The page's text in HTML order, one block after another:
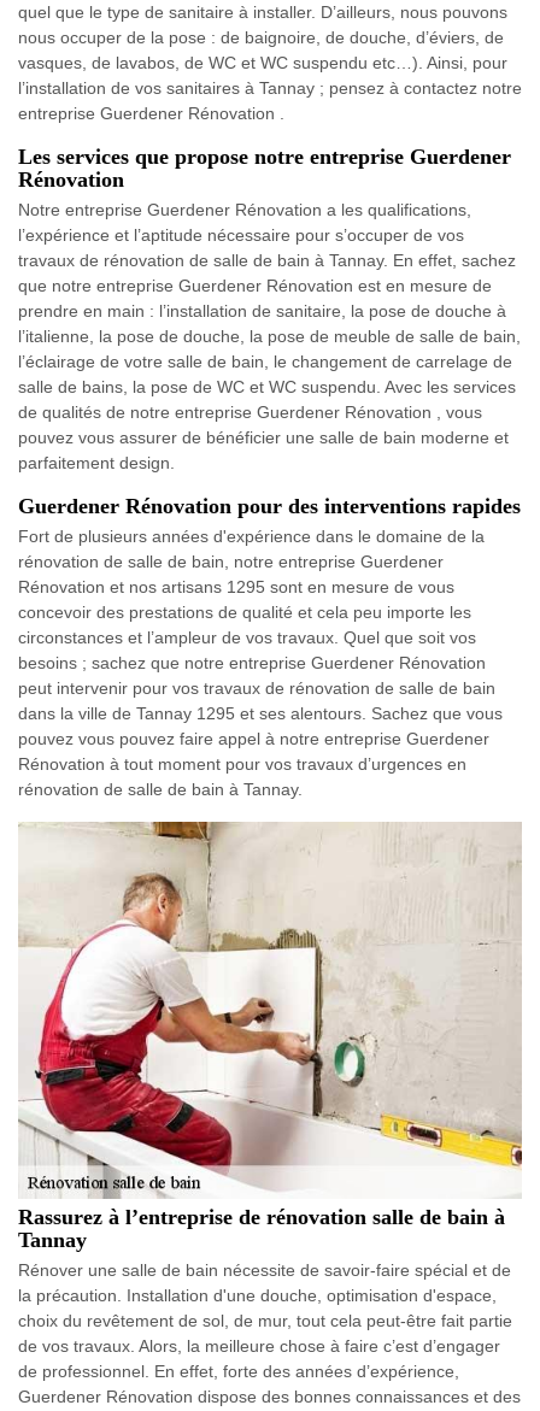
quel que le type de sanitaire à installer. D’ailleurs, nous pouvons
nous occuper de la pose : de baignoire, de douche, d’éviers, de
vasques, de lavabos, de WC et WC suspendu etc…). Ainsi, pour
l’installation de vos sanitaires à Tannay ; pensez à contactez notre
entreprise Guerdener Rénovation .
Les services que propose notre entreprise Guerdener
Rénovation
Notre entreprise Guerdener Rénovation a les qualifications,
l’expérience et l’aptitude nécessaire pour s’occuper de vos
travaux de rénovation de salle de bain à Tannay. En effet, sachez
que notre entreprise Guerdener Rénovation est en mesure de
prendre en main : l’installation de sanitaire, la pose de douche à
l’italienne, la pose de douche, la pose de meuble de salle de bain,
l’éclairage de votre salle de bain, le changement de carrelage de
salle de bains, la pose de WC et WC suspendu. Avec les services
de qualités de notre entreprise Guerdener Rénovation , vous
pouvez vous assurer de bénéficier une salle de bain moderne et
parfaitement design.
Guerdener Rénovation pour des interventions rapides
Fort de plusieurs années d'expérience dans le domaine de la
rénovation de salle de bain, notre entreprise Guerdener
Rénovation et nos artisans 1295 sont en mesure de vous
concevoir des prestations de qualité et cela peu importe les
circonstances et l’ampleur de vos travaux. Quel que soit vos
besoins ; sachez que notre entreprise Guerdener Rénovation
peut intervenir pour vos travaux de rénovation de salle de bain
dans la ville de Tannay 1295 et ses alentours. Sachez que vous
pouvez vous pouvez faire appel à notre entreprise Guerdener
Rénovation à tout moment pour vos travaux d’urgences en
rénovation de salle de bain à Tannay.
Rassurez à l’entreprise de rénovation salle de bain à
Tannay
Rénover une salle de bain nécessite de savoir-faire spécial et de
la précaution. Installation d'une douche, optimisation d'espace,
choix du revêtement de sol, de mur, tout cela peut-être fait partie
de vos travaux. Alors, la meilleure chose à faire c’est d’engager
de professionnel. En effet, forte des années d’expérience,
Guerdener Rénovation dispose des bonnes connaissances et des